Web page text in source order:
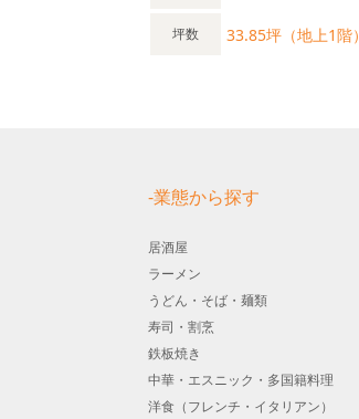
坪数 33.85坪（地上1階）
-業態から探す
居酒屋
ラーメン
うどん・そば・麺類
寿司・割烹
鉄板焼き
中華・エスニック・多国籍料理
洋食（フレンチ・イタリアン）